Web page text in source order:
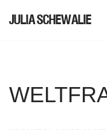
JULIA SCHEWALIE